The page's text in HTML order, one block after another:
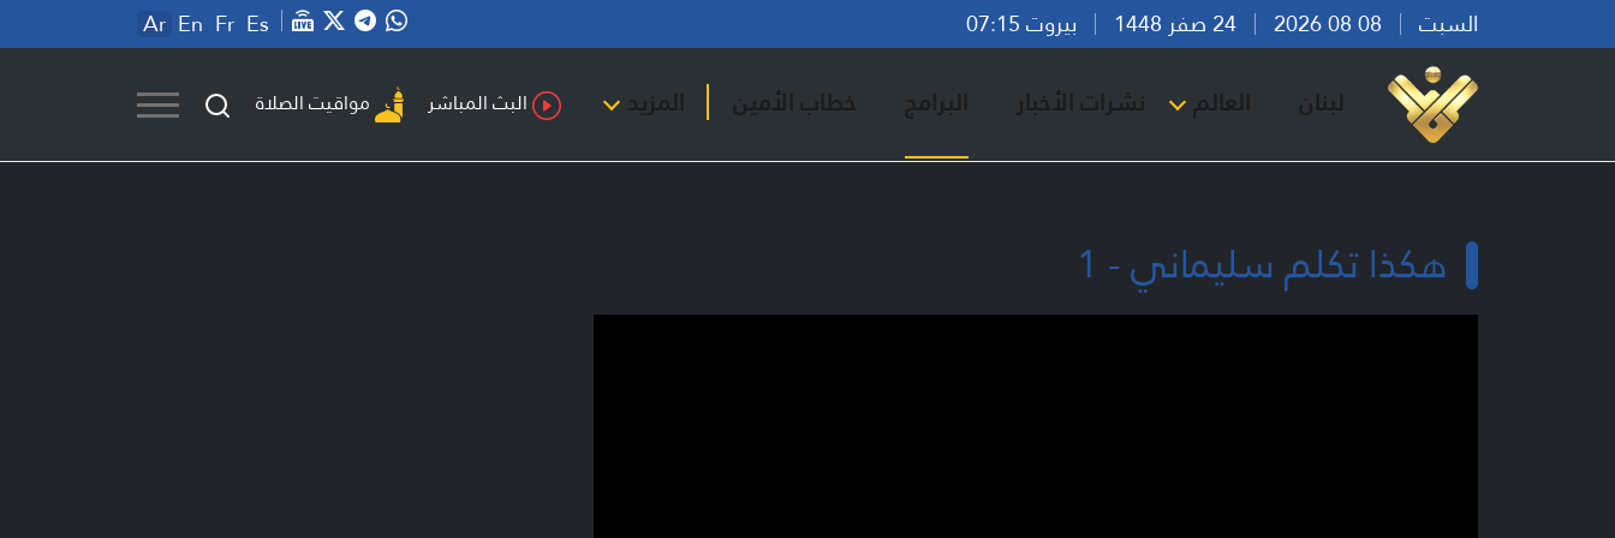
السبت بيروت 07:15 Ar En Fr Es
لبنان العالم نشرات الأخبار البرامج خطاب الأمين المزيد البث المباشر مواقيت الصلاة
هكذا تكلم سليماني - 1